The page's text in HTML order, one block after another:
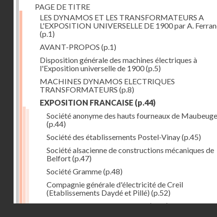
PAGE DE TITRE
LES DYNAMOS ET LES TRANSFORMATEURS A
L'EXPOSITION UNIVERSELLE DE 1900 par A.
(p.1)
AVANT-PROPOS (p.1)
Disposition générale des machines électriques à
l'Exposition universelle de 1900(p.5)
MACHINES DYNAMOS ELECTRIQUES
TRANSFORMATEURS (p.8)
EXPOSITION FRANCAISE (p.44)
Société anonyme des hauts fourneaux de Maubeuge
(p.44)
Société des établissements Postel-Vinay(p.45)
Société alsacienne de constructions mécaniques de
Belfort(p.47)
Société Gramme(p.48)
Compagnie générale d'électricité de Creil
(Etablissements Daydé et Pillé) (p.52)
Compagnie générale de Nancy(p.52)